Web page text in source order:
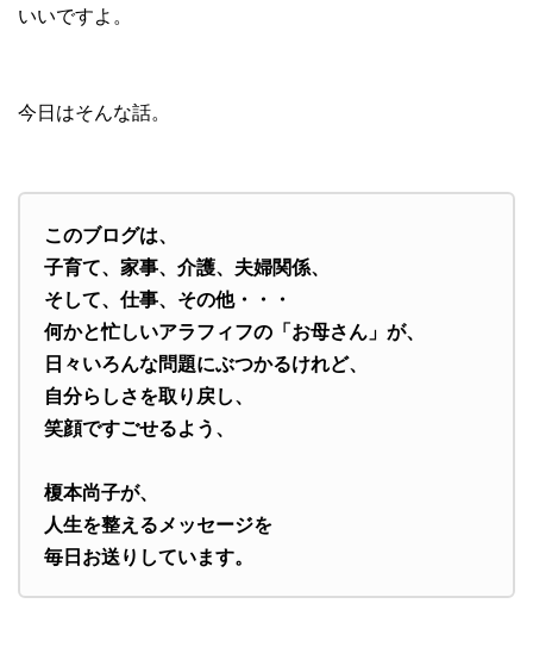
いいですよ。
今日はそんな話。
このブログは、
子育て、家事、介護、夫婦関係、
そして、仕事、その他・・・
何かと忙しいアラフィフの「お母さん」が、
日々いろんな問題にぶつかるけれど、
自分らしさを取り戻し、
笑顔ですごせるよう、
榎本尚子が、
人生を整えるメッセージを
毎日お送りしています。